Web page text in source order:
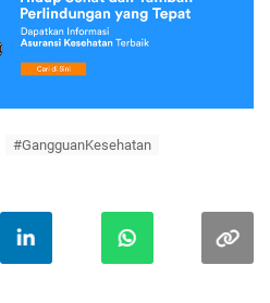
#GangguanKesehatan